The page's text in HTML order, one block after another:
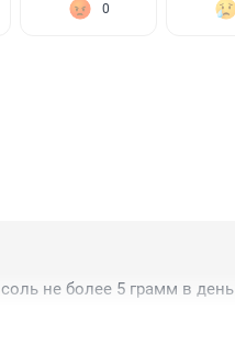
0
не более 5 грамм в день